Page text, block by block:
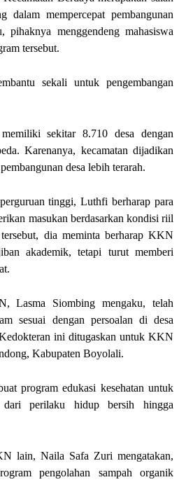
dalam mempercepat pembangunan
menggendeng mahasiswa
tersebut.
sekali untuk pengembangan
sekitar 8.710 desa dengan
Karenanya, kecamatan dijadikan
desa lebih terarah.
tinggi, Luthfi berharap para
masukan berdasarkan kondisi riil
dia meminta berharap KKN
akademik, tetapi turut memberi
Lasma Siombing mengaku, telah
sesuai dengan persoalan di desa
ini ditugaskan untuk KKN
Kabupaten Boyolali.
program edukasi kesehatan untuk
dari perilaku hidup bersih hingga
lain, Naila Safa Zuri mengatakan,
pengolahan sampah organik